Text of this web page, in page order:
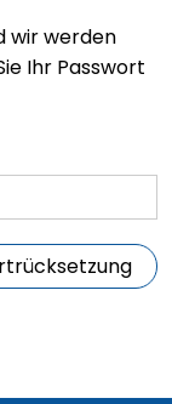
wir werden
Ihr Passwort